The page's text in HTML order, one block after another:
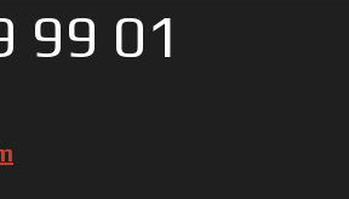
99 01